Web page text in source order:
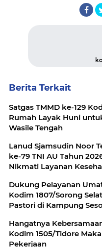
Berita Terkait
Satgas TMMD ke-129
Rumah Layak Huni
Wasile Tengah
Lanud Sjamsudin Noor
ke-79 TNI AU Tahun
Nikmati Layanan
Dukung Pelayanan
Kodim 1807/Sorong
Pastori di Kampung
Hangatnya
Kodim 1505/Tidore
Pekerjaan